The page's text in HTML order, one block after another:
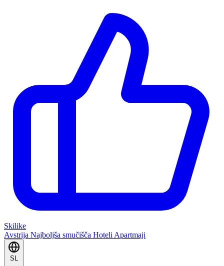
Skilike
Avstrija Najboljša smučišča Hoteli Apartmaji
SL